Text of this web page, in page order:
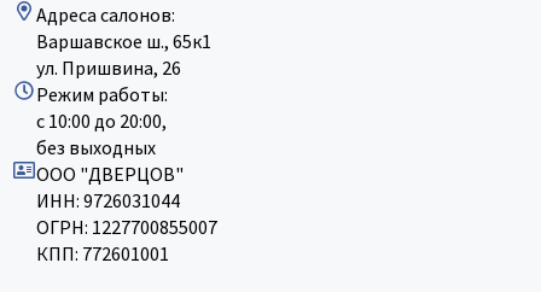
Адреса салонов:
Варшавское ш., 65к1
ул. Пришвина, 26
Режим работы:
с 10:00 до 20:00,
без выходных
ООО "ДВЕРЦОВ"
ИНН: 9726031044
ОГРН: 1227700855007
КПП: 772601001